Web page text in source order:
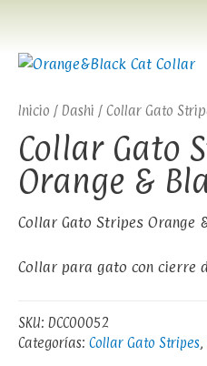
Inicio / Dashi / Collar Gato
Collar Gato
Orange &
Collar Gato Stripes Orange
Collar para gato con cierre
SKU: DCC00052
Categorías: Collar Gato Stripes,